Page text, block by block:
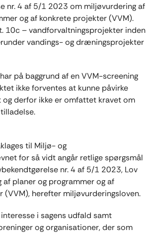
nr. 4 af 5/1 2023 om miljøvurdering af
og af konkrete projekter (VVM).
10c – vandforvaltningsprojekter inden
vandings- og dræningsprojekter
på baggrund af en VVM-screening
ikke forventes at kunne påvirke
derfor ikke er omfattet kravet om
til Miljø- og
for så vidt angår retlige spørgsmål
nr. 4 af 5/1 2023, Lov
planer og programmer og af
(VVM), herefter miljøvurderingsloven.
i sagens udfald samt
og organisationer, der som